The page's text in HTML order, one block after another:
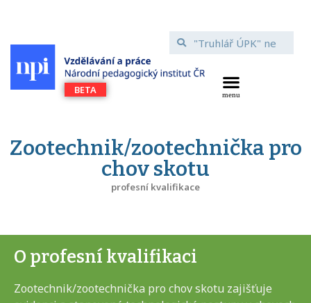
Zootechnik/zootechnička pro
chov skotu
profesní kvalifikace
O profesní kvalifikaci
Zootechnik/zootechnička pro chov skotu zajišťuje